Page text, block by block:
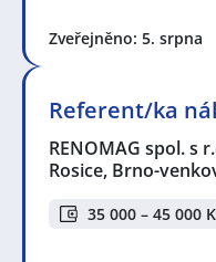
Zveřejněno: 5. srpna
Referent/ka
RENOMAG spol. s
Rosice, Brno-
35 000 – 45 000